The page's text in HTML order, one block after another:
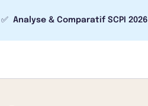
✅ Analyse & Comparatif SCPI 2026